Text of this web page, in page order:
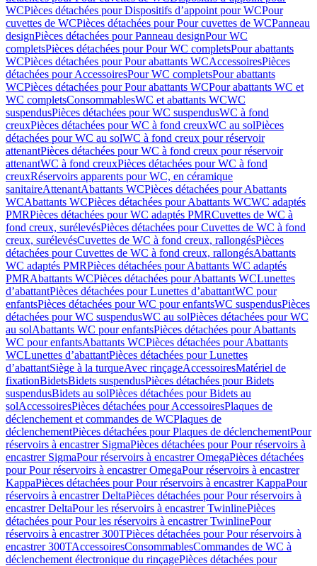
WCPièces détachées pour Dispositifs d’appoint pour WCPour
cuvettes de WCPièces détachées pour Pour cuvettes de WCPanneau
designPièces détachées pour Panneau designPour WC
completsPièces détachées pour Pour WC completsPour abattants
WCPièces détachées pour Pour abattants WCAccessoiresPièces
détachées pour AccessoiresPour WC completsPour abattants
WCPièces détachées pour Pour abattants WCPour abattants WC et
WC completsConsommablesWC et abattants WCWC
suspendusPièces détachées pour WC suspendusWC à fond
creuxPièces détachées pour WC à fond creuxWC au solPièces
détachées pour WC au solWC à fond creux pour réservoir
attenantPièces détachées pour WC à fond creux pour réservoir
attenantWC à fond creuxPièces détachées pour WC à fond
creuxRéservoirs apparents pour WC, en céramique
sanitaireAttenantAbattants WCPièces détachées pour Abattants
WCAbattants WCPièces détachées pour Abattants WCWC adaptés
PMRPièces détachées pour WC adaptés PMRCuvettes de WC à
fond creux, surélevésPièces détachées pour Cuvettes de WC à fond
creux, surélevésCuvettes de WC à fond creux, rallongésPièces
détachées pour Cuvettes de WC à fond creux, rallongésAbattants
WC adaptés PMRPièces détachées pour Abattants WC adaptés
PMRAbattants WCPièces détachées pour Abattants WCLunettes
d’abattantPièces détachées pour Lunettes d’abattantWC pour
enfantsPièces détachées pour WC pour enfantsWC suspendusPièces
détachées pour WC suspendusWC au solPièces détachées pour WC
au solAbattants WC pour enfantsPièces détachées pour Abattants
WC pour enfantsAbattants WCPièces détachées pour Abattants
WCLunettes d’abattantPièces détachées pour Lunettes
d’abattantSiège à la turqueAvec rinçageAccessoiresMatériel de
fixationBidetsBidets suspendusPièces détachées pour Bidets
suspendusBidets au solPièces détachées pour Bidets au
solAccessoiresPièces détachées pour AccessoiresPlaques de
déclenchement et commandes de WCPlaques de
déclenchementPièces détachées pour Plaques de déclenchementPour
réservoirs à encastrer SigmaPièces détachées pour Pour réservoirs à
encastrer SigmaPour réservoirs à encastrer OmegaPièces détachées
pour Pour réservoirs à encastrer OmegaPour réservoirs à encastrer
KappaPièces détachées pour Pour réservoirs à encastrer KappaPour
réservoirs à encastrer DeltaPièces détachées pour Pour réservoirs à
encastrer DeltaPour les réservoirs à encastrer TwinlinePièces
détachées pour Pour les réservoirs à encastrer TwinlinePour
réservoirs à encastrer 300TPièces détachées pour Pour réservoirs à
encastrer 300TAccessoiresConsommablesCommandes de WC à
déclenchement électronique du rinçagePièces détachées pour